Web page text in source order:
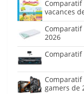
vacances
2026
gamers de